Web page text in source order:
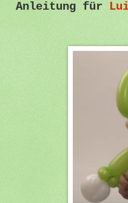
Anleitung für